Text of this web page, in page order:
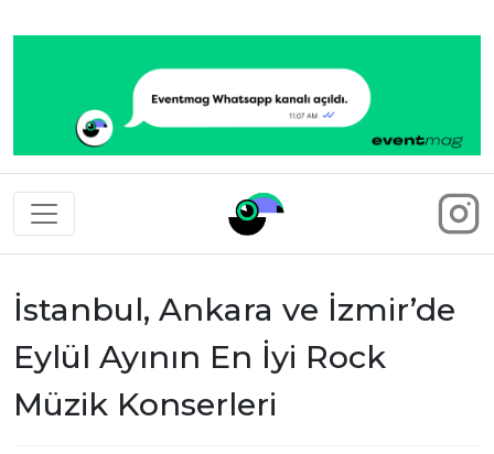
Eventmag
İstanbul, Ankara ve İzmir’de
Eylül Ayının En İyi Rock
Müzik Konserleri